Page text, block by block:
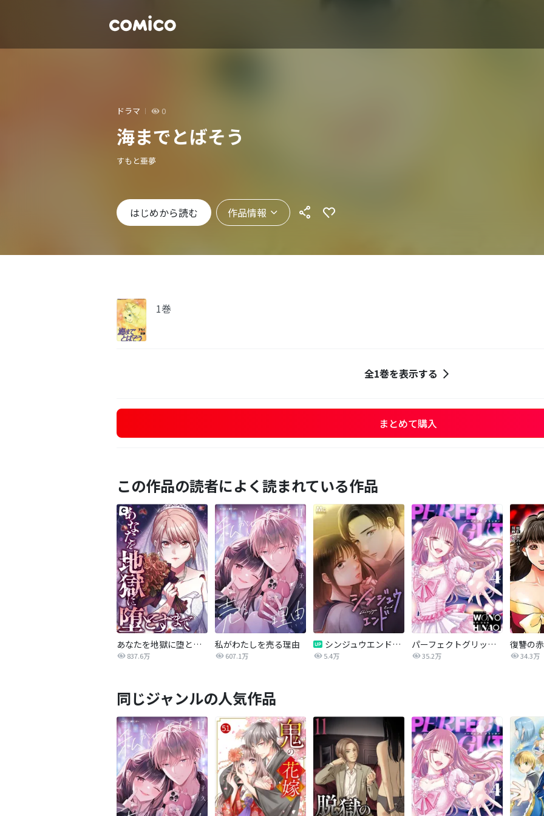
ドラマ 0
海までとばそう
すもと亜夢
はじめから読む 作品情報
1巻
全1巻を表示する
まとめて購入
この作品の読者によく読まれている作品
あなたを地獄に堕とすまで
837.6万
私がわたしを売る理由
607.1万
シンジュウエンド【タテヨミ】
5.4万
パーフェクトグリッター
35.2万 34.3万
同じジャンルの人気作品